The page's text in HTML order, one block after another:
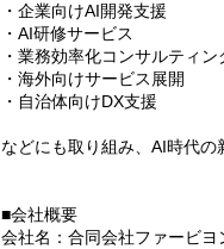
・企業向けAI開発支援
・AI研修サービス
・業務効率化コンサルティン
・海外向けサービス展開
・自治体向けDX支援
などにも取り組み、AI時代の
■会社概要
会社名：合同会社ファービヨ